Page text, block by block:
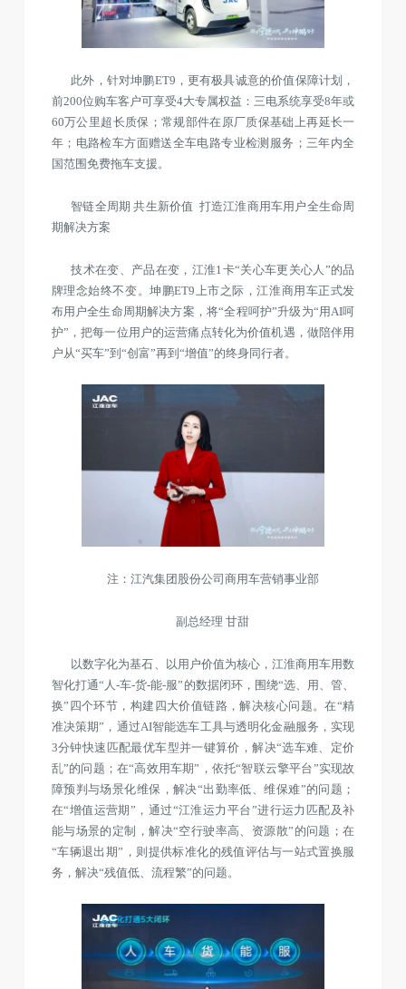
此外，针对坤鹏ET9，更有极具诚意的价值保障计划，
前200位购车客户可享受4大专属权益：三电系统享受8年或
60万公里超长质保；常规部件在原厂质保基础上再延长一
年；电路检车方面赠送全车电路专业检测服务；三年内全
国范围免费拖车支援。
智链全周期 共生新价值 打造江淮商用车用户全生命周
期解决方案
技术在变、产品在变，江淮1卡“关心车更关心人”的品
牌理念始终不变。坤鹏ET9上市之际，江淮商用车正式发
布用户全生命周期解决方案，将“全程呵护”升级为“用AI呵
护”，把每一位用户的运营痛点转化为价值机遇，做陪伴用
户从“买车”到“创富”再到“增值”的终身同行者。
注：江汽集团股份公司商用车营销事业部
副总经理 甘甜
以数字化为基石、以用户价值为核心，江淮商用车用数
智化打通“人-车-货-能-服”的数据闭环，围绕“选、用、管、
换”四个环节，构建四大价值链路，解决核心问题。在“精
准决策期”，通过AI智能选车工具与透明化金融服务，实现
3分钟快速匹配最优车型并一键算价，解决“选车难、定价
乱”的问题；在“高效用车期”，依托“智联云擎平台”实现故
障预判与场景化维保，解决“出勤率低、维保难”的问题；
在“增值运营期”，通过“江淮运力平台”进行运力匹配及补
能与场景的定制，解决“空行驶率高、资源散”的问题；在
“车辆退出期”，则提供标准化的残值评估与一站式置换服
务，解决“残值低、流程繁”的问题。